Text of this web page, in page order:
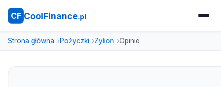
CF CoolFinance.pl
Strona główna Pożyczki Zylion Opinie